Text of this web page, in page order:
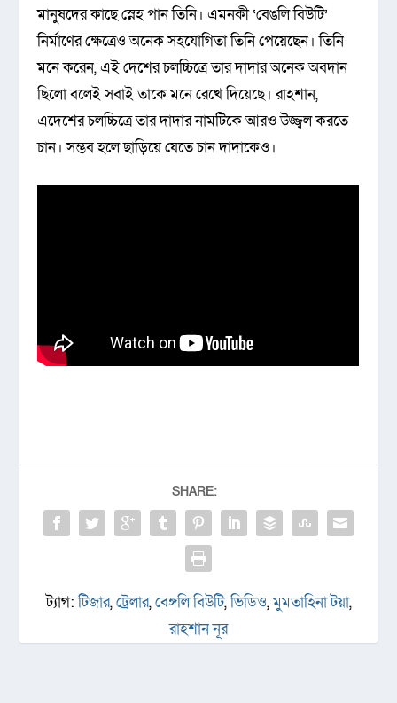
মানুষদের কাছে স্নেহ পান তিনি। এমনকী ‘বেঙলি বিউটি’
নির্মাণের ক্ষেত্রেও অনেক সহযোগিতা তিনি পেয়েছেন। তিনি
মনে করেন, এই দেশের চলচ্চিত্রে তার দাদার অনেক অবদান
ছিলো বলেই সবাই তাকে মনে রেখে দিয়েছে। রাহশান,
এদেশের চলচ্চিত্রে তার দাদার নামটিকে আরও উজ্জ্বল করতে
চান। সম্ভব হলে ছাড়িয়ে যেতে চান দাদাকেও।
SHARE:
ট্যাগ:টিজার,ট্রেলার,বেঙ্গলি বিউটি,ভিডিও,মুমতাহিনা টয়া,
রাহশান নূর